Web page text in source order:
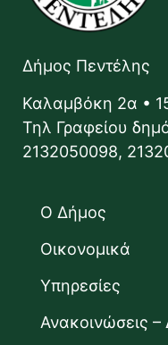
Δήμος Πεντέλης
Καλαμβόκη 2α •
Τηλ Γραφείου
2132050098,
Ο Δήμος
Οικονομικά
Υπηρεσίες
Ανακοινώσεις –